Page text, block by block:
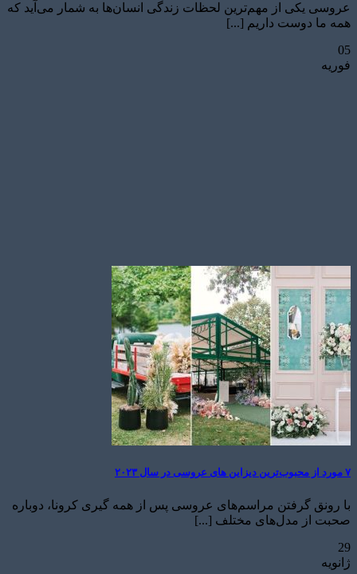
عروسی یکی از مهم‌ترین لحظات زندگی انسان‌ها به شمار می‌آید که
همه ما دوست داریم [...]
05
فوریه
۷ مورد از محبوب‌ترین دیزاین های عروسی در سال ۲۰۲۳
با رونق گرفتن مراسم‌های عروسی پس از همه گیری کرونا، دوباره
صحبت از مدل‌های مختلف [...]
29
ژانویه